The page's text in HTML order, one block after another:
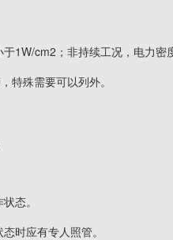
1W/cm2；非持续工况，电力密
特殊需要可以列外。
态。
时应有专人照管。